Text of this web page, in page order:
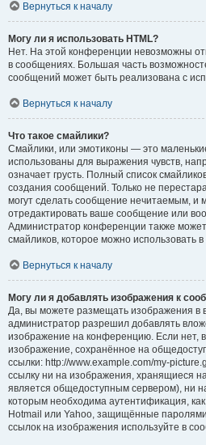
Вернуться к началу
Могу ли я использовать HTML?
Нет. На этой конференции невозможны
в сообщениях. Большая часть
сообщений может быть реализована с
Вернуться к началу
Что такое смайлики?
Смайлики, или эмотиконы — это
использованы для выражения чувств,
означает грусть. Полный список
создания сообщений. Только не
могут сделать сообщение нечитаемым, и
отредактировать ваше сообщение или
Администратор конференции также может
смайликов, которое можно использовать
Вернуться к началу
Могу ли я добавлять изображения к
Да, вы можете размещать изображения в
администратор разрешил добавлять
изображение на конференцию. Если нет,
изображение, сохранённое на
ссылки: http://www.example.com/my-
ссылку ни на изображения, хранящиеся
является общедоступным сервером), ни
которым необходима аутентификация,
Hotmail или Yahoo, защищённые
ссылок на изображения используйте в